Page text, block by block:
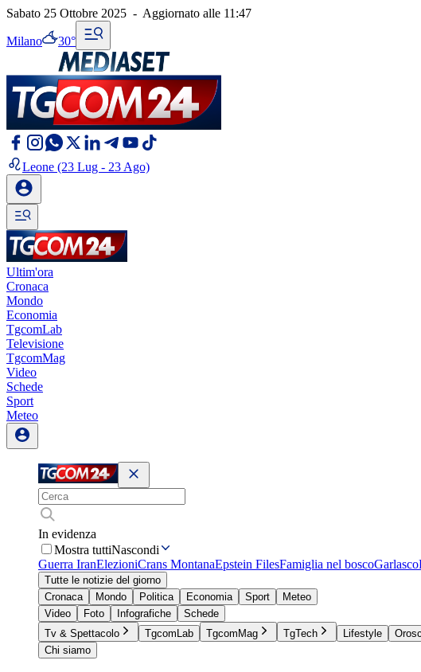
Sabato 25 Ottobre 2025 - Aggiornato alle 11:47
Milano 30°
Leone (23 Lug - 23 Ago)
Ultim'ora
Cronaca
Mondo
Economia
TgcomLab
Televisione
TgcomMag
Video
Schede
Sport
Meteo
In evidenza
Mostra tuttiNascondi
Guerra IranElezioniCrans MontanaEpstein FilesFamiglia nel boscoGarlasco
Tutte le notizie del giorno
Cronaca
Mondo Politica Economia Sport
Meteo
Video
Foto Infografiche
Schede
Tv & Spettacolo
TgcomLab TgcomMag TgTech Lifestyle
Chi siamo